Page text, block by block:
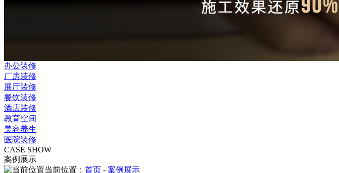
办公装修
厂房装修
展厅装修
餐饮装修
酒店装修
教育空间
美容养生
医院装修
CASE SHOW
案例展示
当前位置： 首页 - 案例展示